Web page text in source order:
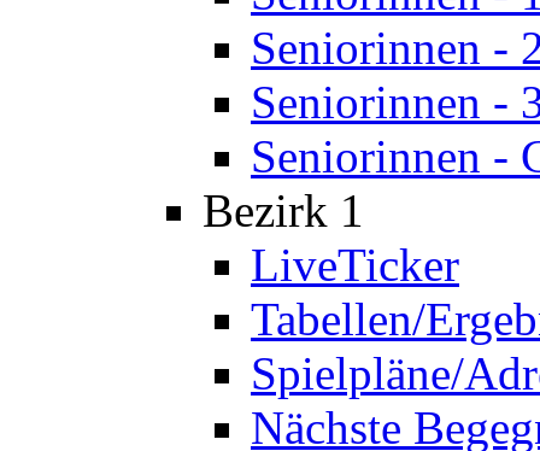
Seniorinnen -
Seniorinnen -
Seniorinnen -
Bezirk 1
LiveTicker
Tabellen/
Spielpläne/
Nächste